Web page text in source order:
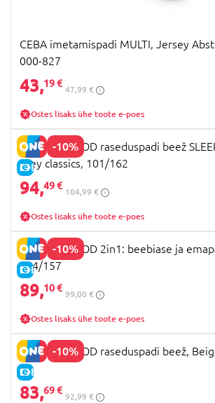
CEBA imetamispadi MULTI, Jersey
000-827
43,19 €
47,99 €
Ostes lisaks ühe toote e-poes
-10%
E-HIND
MOTHERHOOD raseduspadi beež
grey classics, 101/162
94,49 €
104,99 €
Ostes lisaks ühe toote e-poes
-10%
E-HIND
MOTHERHOOD 2in1: beebiase ja
054/157
89,10 €
99,00 €
Ostes lisaks ühe toote e-poes
-10%
E-HIND
MOTHERHOOD raseduspadi beež,
83,69 €
92,99 €